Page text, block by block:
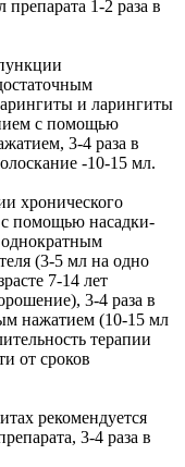
1-2 раза в
и ларингиты
с помощью
3-4 раза в
-10-15 мл.
хронического
с помощью насадки-
однократным
(3-5 мл на одно
7-14 лет
3-4 раза в
нажатием (10-15 мл
терапии
от сроков
рекомендуется
3-4 раза в